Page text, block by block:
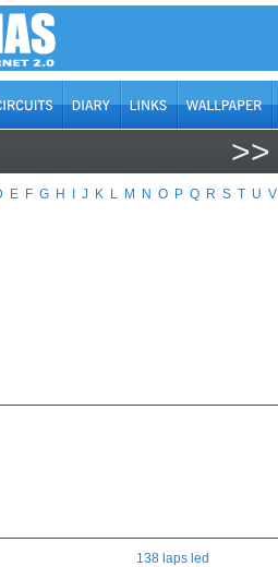
>>
E F G H J K L M N O P Q R S T U V
138 laps led